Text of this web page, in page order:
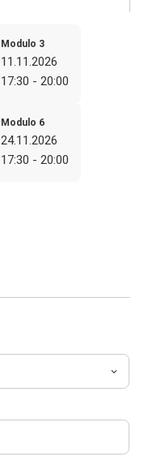
Modulo 3
11.11.2026
17:30 - 20:00
Modulo 6
24.11.2026
17:30 - 20:00